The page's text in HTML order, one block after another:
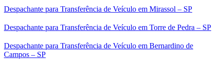
Despachante para Transferência de Veículo em Mirassol – SP
Despachante para Transferência de Veículo em Torre de Pedra – SP
Despachante para Transferência de Veículo em Bernardino de
Campos – SP